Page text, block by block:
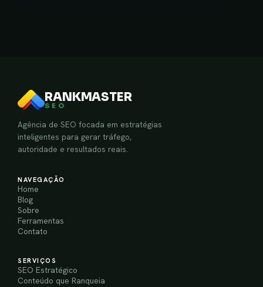
RANKMASTER
SEO
Agência de SEO focada em estratégias
inteligentes para gerar tráfego,
autoridade e resultados reais.
NAVEGAÇÃO
Home
Blog
Sobre
Ferramentas
Contato
SERVIÇOS
SEO Estratégico
Conteúdo que Ranqueia